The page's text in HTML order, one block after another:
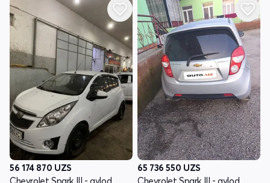
56 174 870 UZS
65 736 550 UZS